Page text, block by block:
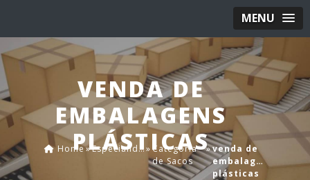
MENU
VENDA DE
EMBALAGENS
PLÁSTICAS
Home» Especialidades » Categoria
de Sacos
»venda de
embalagens
plásticas